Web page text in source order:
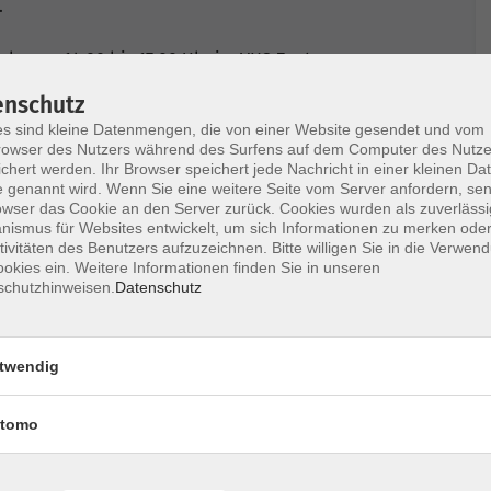
von 14.00 bis 17.00 Uhr im VHS Zentrum
statt.
je nach Bedarf gebucht werden.
da das Projekt vom Bayerischen
übernehmen Dozenten der VHS
vergeben und zu lange Wartezeiten
oder bei Herrn Markus Kuschka, Tel.
Forchheim
sind kleine Datenmengen, die von einer Website gesendet und vom
des Nutzers während des Surfens auf dem Computer des
werden. Ihr Browser speichert jede Nachricht in einer kleinen
genannt wird. Wenn Sie eine weitere Seite vom Server anfordern,
das Cookie an den Server zurück. Cookies wurden als
für Websites entwickelt, um sich Informationen zu merken
des Benutzers aufzuzeichnen. Bitte willigen Sie in die
ein. Weitere Informationen finden Sie in unseren
Datenschutz